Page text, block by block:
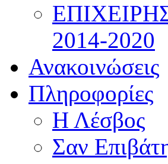
2014-2020
Ανακοινώσεις
Πληροφορίες
Η Λέσβος
Σαν